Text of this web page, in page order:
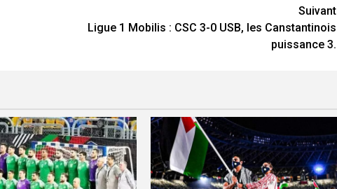
Suivant
Ligue 1 Mobilis : CSC 3-0 USB, les Canstantinois
puissance 3.